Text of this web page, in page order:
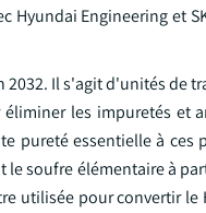
Hyundai Engineering et
Il s'agit d'unités de
les impuretés et
essentielle à ces
soufre élémentaire à
utilisée pour convertir